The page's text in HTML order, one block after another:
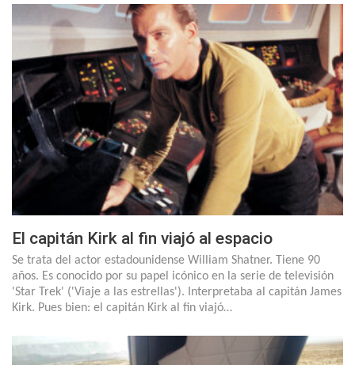
El capitán Kirk al fin viajó al espacio
Se trata del actor estadounidense William Shatner. Tiene 90
años. Es conocido por su papel icónico en la serie de televisión
'Star Trek' ('Viaje a las estrellas'). Interpretaba al capitán James
Kirk. Pues bien: el capitán Kirk al fin viajó…